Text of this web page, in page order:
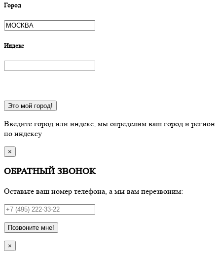
Город
Индекс
Это мой город!
Введите город или индекс, мы определим ваш город и регион
по индексу
×
ОБРАТНЫЙ ЗВОНОК
Оставьте ваш номер телефона, а мы вам перезвоним:
Позвоните мне!
×